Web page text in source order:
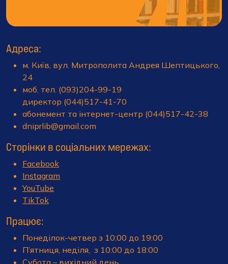
Адреса:
м. Київ, вул. Митрополита Андрея Шептицького,
24
моб. тел. (093)204-99-19
директор (044)517-41-70
абонемент та інтернет-центр (044)517-42-38
dniprlib@gmail.com
Сторінки в соціальних мережах:
Facebook
Instagram
YouTube
TikTok
Працює:
Понеділок-четвер з 10:00 до 19:00
П’ятниця, неділя, з 10:00 до 18:00
Субота – вихідний день